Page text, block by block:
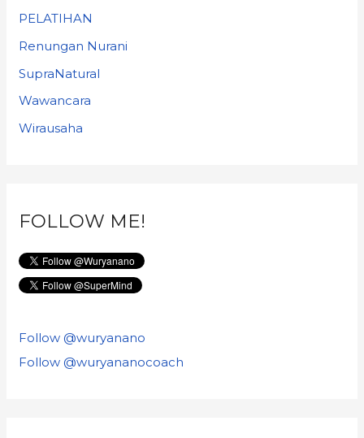
PELATIHAN
Renungan Nurani
SupraNatural
Wawancara
Wirausaha
FOLLOW ME!
Follow @wuryanano
Follow @wuryananocoach